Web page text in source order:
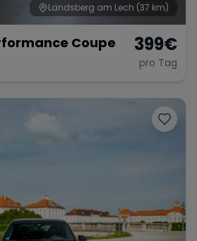
Landsberg am Lech (37 km)
Coupe 399€
pro Tag